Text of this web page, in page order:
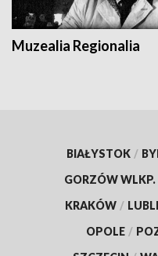
Muzealia Regionalia
BIAŁYSTOK /
GORZÓW WLKP.
KRAKÓW /
OPOLE /